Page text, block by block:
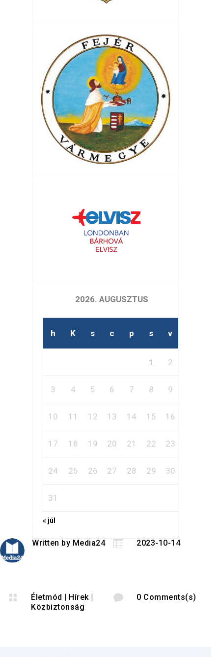
2026. AUGUSZTUS
h K s c p s v
1 2
3 4 5 6 7 8 9
10 11 12 13 14 15 16
17 18 19 20 21 22 23
24 25 26 27 28 29 30
31
« júl
Written by Media24  2023-10-14
 Életmód | Hírek |
Közbiztonság
 0 Comments(s)